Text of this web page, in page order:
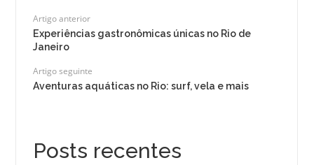
Artigo anterior
Experiências gastronômicas únicas no Rio de
Janeiro
Artigo seguinte
Aventuras aquáticas no Rio: surf, vela e mais
Posts recentes